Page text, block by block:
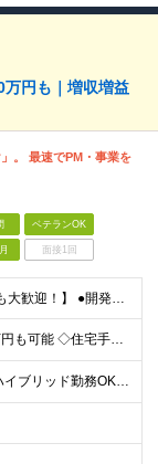
万円も｜増収増益
。 最速でPM・事業を
ベテランOK
面接1回
【学歴不問／PM未経験の方も大歓迎！】 ●開発エンジニアとしての実務経験をお持ちの方 ～採用担当者より～ 「PM経験が一切ない」という方もご心配なく！ 面接で一番大切にしているのは「これまでどんな業
◇前職給与保証 ◇年収800万円も可能 ◇住宅手当・賞与年間4か月支給実績あり＋業績により、別途決算賞与あり 【PM・PL候補】 数名規模のチームでの進捗管理や、後輩・メンバーの指導・フォロー経験が
◇リモートワーク案件あり/ハイブリッド勤務OK 【本社】東京都豊島区高田3-14-29 KDX高田馬場ビル2F ┗都内、神奈川県のプロジェクト先での勤務もございます。 ＜プロジェクト先エリア例＞